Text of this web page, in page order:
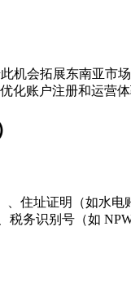
机会拓展东南亚市
化账户注册和运营体
住址证明（如水电
税务识别号（如